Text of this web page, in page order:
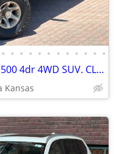
• • • • • • • • • • • •
1997 GMC Suburban K1500 4dr 4WD SUV. CLEAN TITLE! 1-OWNER!
Kansas